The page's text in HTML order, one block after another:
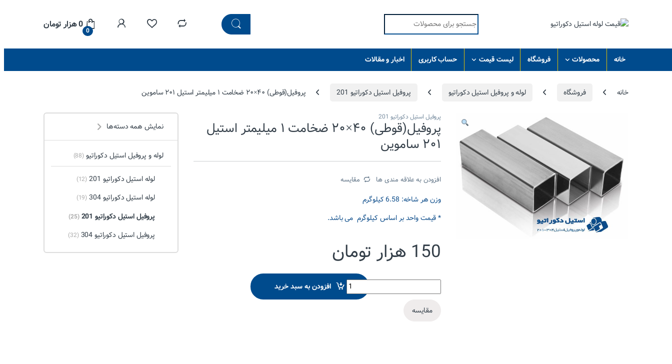
Search for:
0
0هزار تومان
خانه محصولات فروشگاه لیست قیمت حساب کاربری اخبار و مقالات
خانه فروشگاه لوله و پروفیل استیل دکوراتیو پروفیل استیل دکوراتیو 201 پروفیل(قوطی) ۴۰×۲۰ ضخامت ۱ میلیمتر استیل ۲۰۱ ساموین
پروفیل استیل دکوراتیو 201
پروفیل(قوطی) ۴۰×۲۰ ضخامت ۱ میلیمتر استیل
۲۰۱ ساموین
افزودن به علاقه مندی ها مقایسه
وزن هر شاخه: 6.58 کیلوگرم
* قیمت واحد بر اساس کیلوگرم می باشد.
150 هزار تومان
پروفیل(قوطی) 40x20 ضخامت 1 میلیمتر استیل 201 ساموین quantity افزودن به سبد خرید
مقایسه
نمایش همه دسته‌ها
لوله و پروفیل استیل دکوراتیو (88)
لوله استیل دکوراتیو 201 (12)
لوله استیل دکوراتیو 304 (19)
پروفیل استیل دکوراتیو 201 (25)
پروفیل استیل دکوراتیو 304 (32)